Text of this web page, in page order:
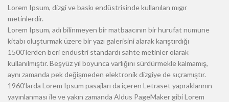
Lorem Ipsum, dizgi ve baskı endüstrisinde kullanılan mıgır
metinlerdir.
Lorem Ipsum, adı bilinmeyen bir matbaacının bir hurufat numune
kitabı oluşturmak üzere bir yazı galerisini alarak karıştırdığı
1500'lerden beri endüstri standardı sahte metinler olarak
kullanılmıştır. Beşyüz yıl boyunca varlığını sürdürmekle kalmamış,
aynı zamanda pek değişmeden elektronik dizgiye de sıçramıştır.
1960'larda Lorem Ipsum pasajları da içeren Letraset yapraklarının
yayınlanması ile ve yakın zamanda Aldus PageMaker gibi Lorem